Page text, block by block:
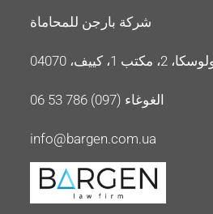
شركة بارجن للمحاماة
1، كييف، 04070
الغوغاء (097) 786 53 06
info@bargen.com.ua